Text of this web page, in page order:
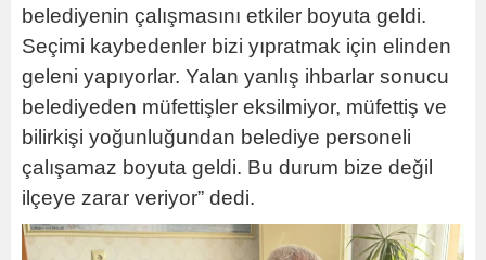
belediyenin çalışmasını etkiler boyuta geldi.
Seçimi kaybedenler bizi yıpratmak için elinden
geleni yapıyorlar. Yalan yanlış ihbarlar sonucu
belediyeden müfettişler eksilmiyor, müfettiş ve
bilirkişi yoğunluğundan belediye personeli
çalışamaz boyuta geldi. Bu durum bize değil
ilçeye zarar veriyor” dedi.